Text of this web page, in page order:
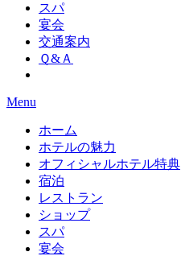
スパ
宴会
交通案内
Ｑ&Ａ
Menu
ホーム
ホテルの魅力
オフィシャルホテル特典
宿泊
レストラン
ショップ
スパ
宴会